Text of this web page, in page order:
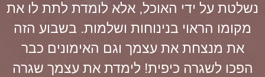
נשלטת על ידי האוכל, אלא לומדת לתת לו את
מקומו הראוי בנינוחות ושלמות. בשבוע הזה
את מנצחת את עצמך וגם האימונים כבר
הפכו לשגרה כיפית! לימדת את עצמך שגרה